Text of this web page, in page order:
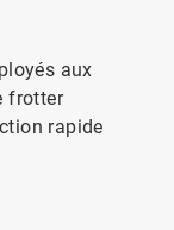
aux
frotter
rapide